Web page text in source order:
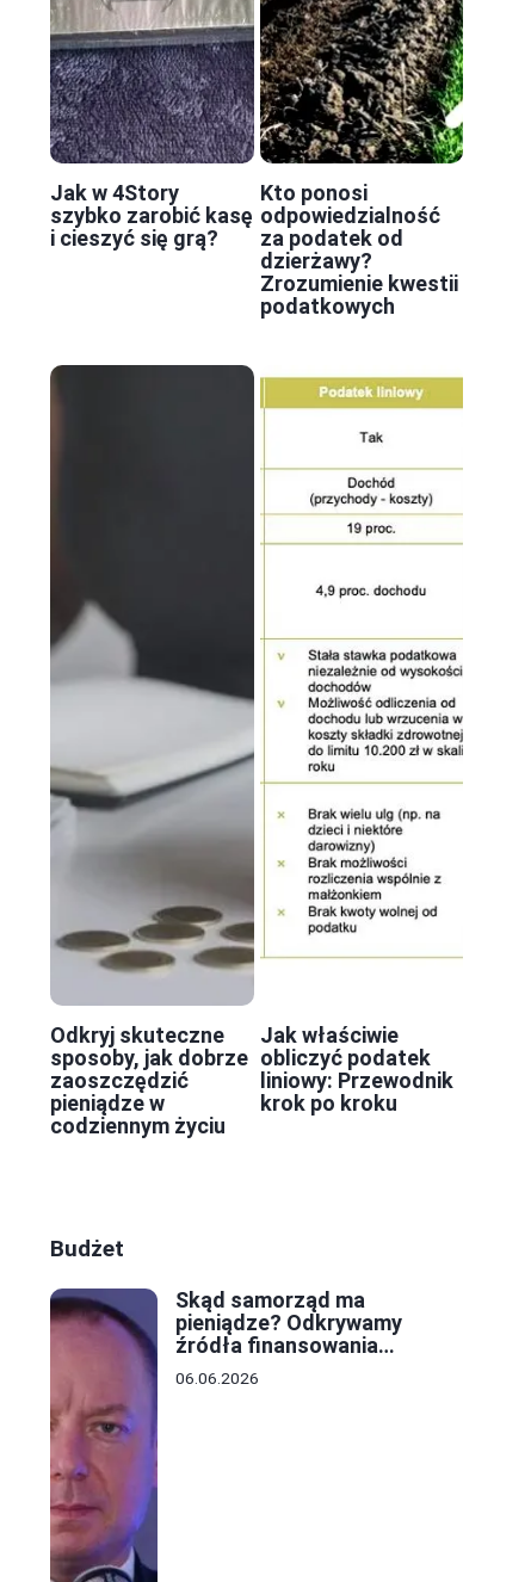
Jak w 4Story
szybko zarobić kasę
i cieszyć się grą?
Kto ponosi
odpowiedzialność
za podatek od
dzierżawy?
Zrozumienie kwestii
podatkowych
Odkryj skuteczne
sposoby, jak dobrze
zaoszczędzić
pieniądze w
codziennym życiu
Jak właściwie
obliczyć podatek
liniowy: Przewodnik
krok po kroku
Budżet
Skąd samorząd ma
pieniądze? Odkrywamy
źródła finansowania
lokalnych budżetów
06.06.2026